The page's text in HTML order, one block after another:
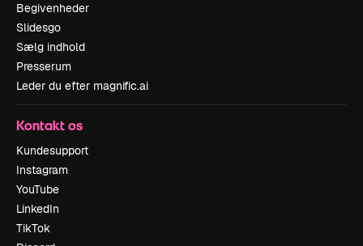
Begivenheder
Slidesgo
Sælg indhold
Presserum
Leder du efter magnific.ai
Kontakt os
Kundesupport
Instagram
YouTube
LinkedIn
TikTok